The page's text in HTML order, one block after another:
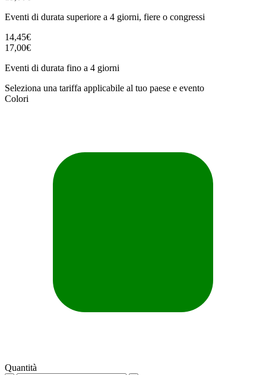
Eventi di durata superiore a 4 giorni, fiere o congressi
14,45€
17,00€
Eventi di durata fino a 4 giorni
Seleziona una tariffa applicabile al tuo paese e evento
Colori
Quantità